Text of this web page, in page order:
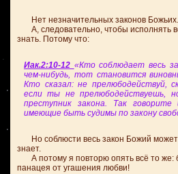
Нет незначительных законов Божьих.
А, следовательно, чтобы исполнять
знать. Потому что:
Иак.2:10-12 «Кто соблюдает весь
чем-нибудь, тот становится
Кто сказал: не прелюбодействуй,
если ты не прелюбодействуешь,
преступник закона. Так
имеющие быть судимы по закону
Но соблюсти весь закон Божий может
знает.
А потому я повторю опять всё то же:
панацея от угашения любви!